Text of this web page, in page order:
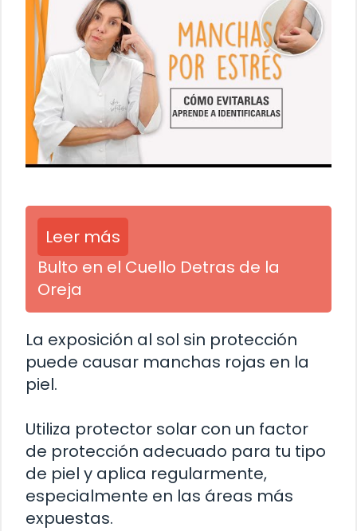
Leer más
Bulto en el Cuello Detras de la
Oreja
La exposición al sol sin protección
puede causar manchas rojas en la
piel.
Utiliza protector solar con un factor
de protección adecuado para tu tipo
de piel y aplica regularmente,
especialmente en las áreas más
expuestas.